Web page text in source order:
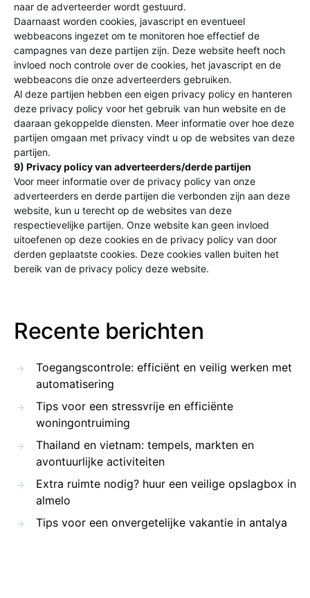
naar de adverteerder wordt gestuurd.
Daarnaast worden cookies, javascript en eventueel
webbeacons ingezet om te monitoren hoe effectief de
campagnes van deze partijen zijn. Deze website heeft noch
invloed noch controle over de cookies, het javascript en de
webbeacons die onze adverteerders gebruiken.
Al deze partijen hebben een eigen privacy policy en hanteren
deze privacy policy voor het gebruik van hun website en de
daaraan gekoppelde diensten. Meer informatie over hoe deze
partijen omgaan met privacy vindt u op de websites van deze
partijen.
9) Privacy policy van adverteerders/derde partijen
Voor meer informatie over de privacy policy van onze
adverteerders en derde partijen die verbonden zijn aan deze
website, kun u terecht op de websites van deze
respectievelijke partijen. Onze website kan geen invloed
uitoefenen op deze cookies en de privacy policy van door
derden geplaatste cookies. Deze cookies vallen buiten het
bereik van de privacy policy deze website.
Recente berichten
Toegangscontrole: efficiënt en veilig werken met
automatisering
Tips voor een stressvrije en efficiënte
woningontruiming
Thailand en vietnam: tempels, markten en
avontuurlijke activiteiten
Extra ruimte nodig? huur een veilige opslagbox in
almelo
Tips voor een onvergetelijke vakantie in antalya